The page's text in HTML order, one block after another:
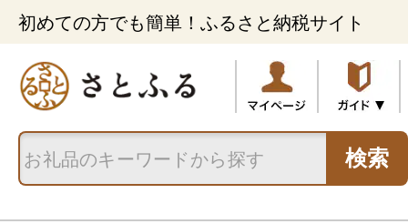
初めての方でも簡単！ふるさと納税サイト
検索